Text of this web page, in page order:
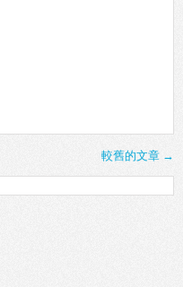
較舊的文章 →